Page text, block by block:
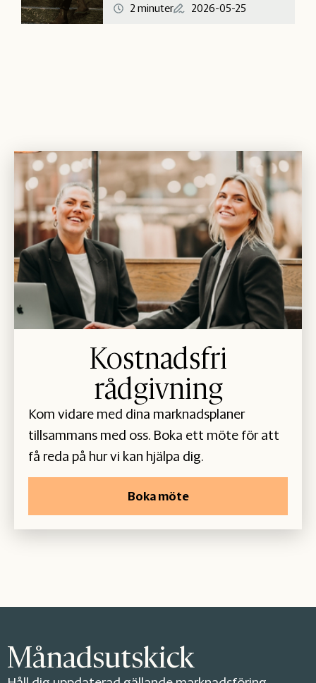
2 minuter 2026-05-25
Kostnadsfri
rådgivning
Kom vidare med dina marknadsplaner
tillsammans med oss. Boka ett möte för att
få reda på hur vi kan hjälpa dig.
Boka möte
Månadsutskick